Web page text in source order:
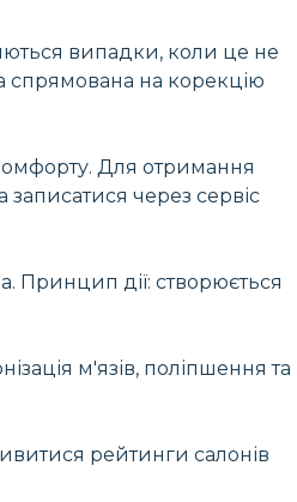
випадки, коли це не
спрямована на корекцію
Для отримання
записатися через сервіс
Принцип дії: створюється
м'язів, поліпшення та
рейтинги салонів